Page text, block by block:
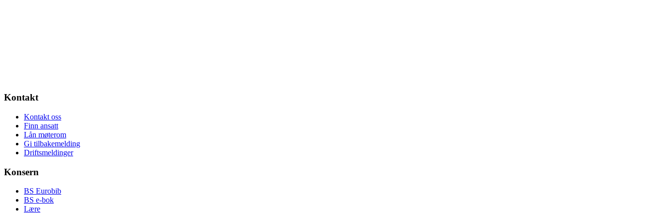
Kontakt
Kontakt oss
Finn ansatt
Lån møterom
Gi tilbakemelding
Driftsmeldinger
Konsern
BS Eurobib
BS e-bok
Lære